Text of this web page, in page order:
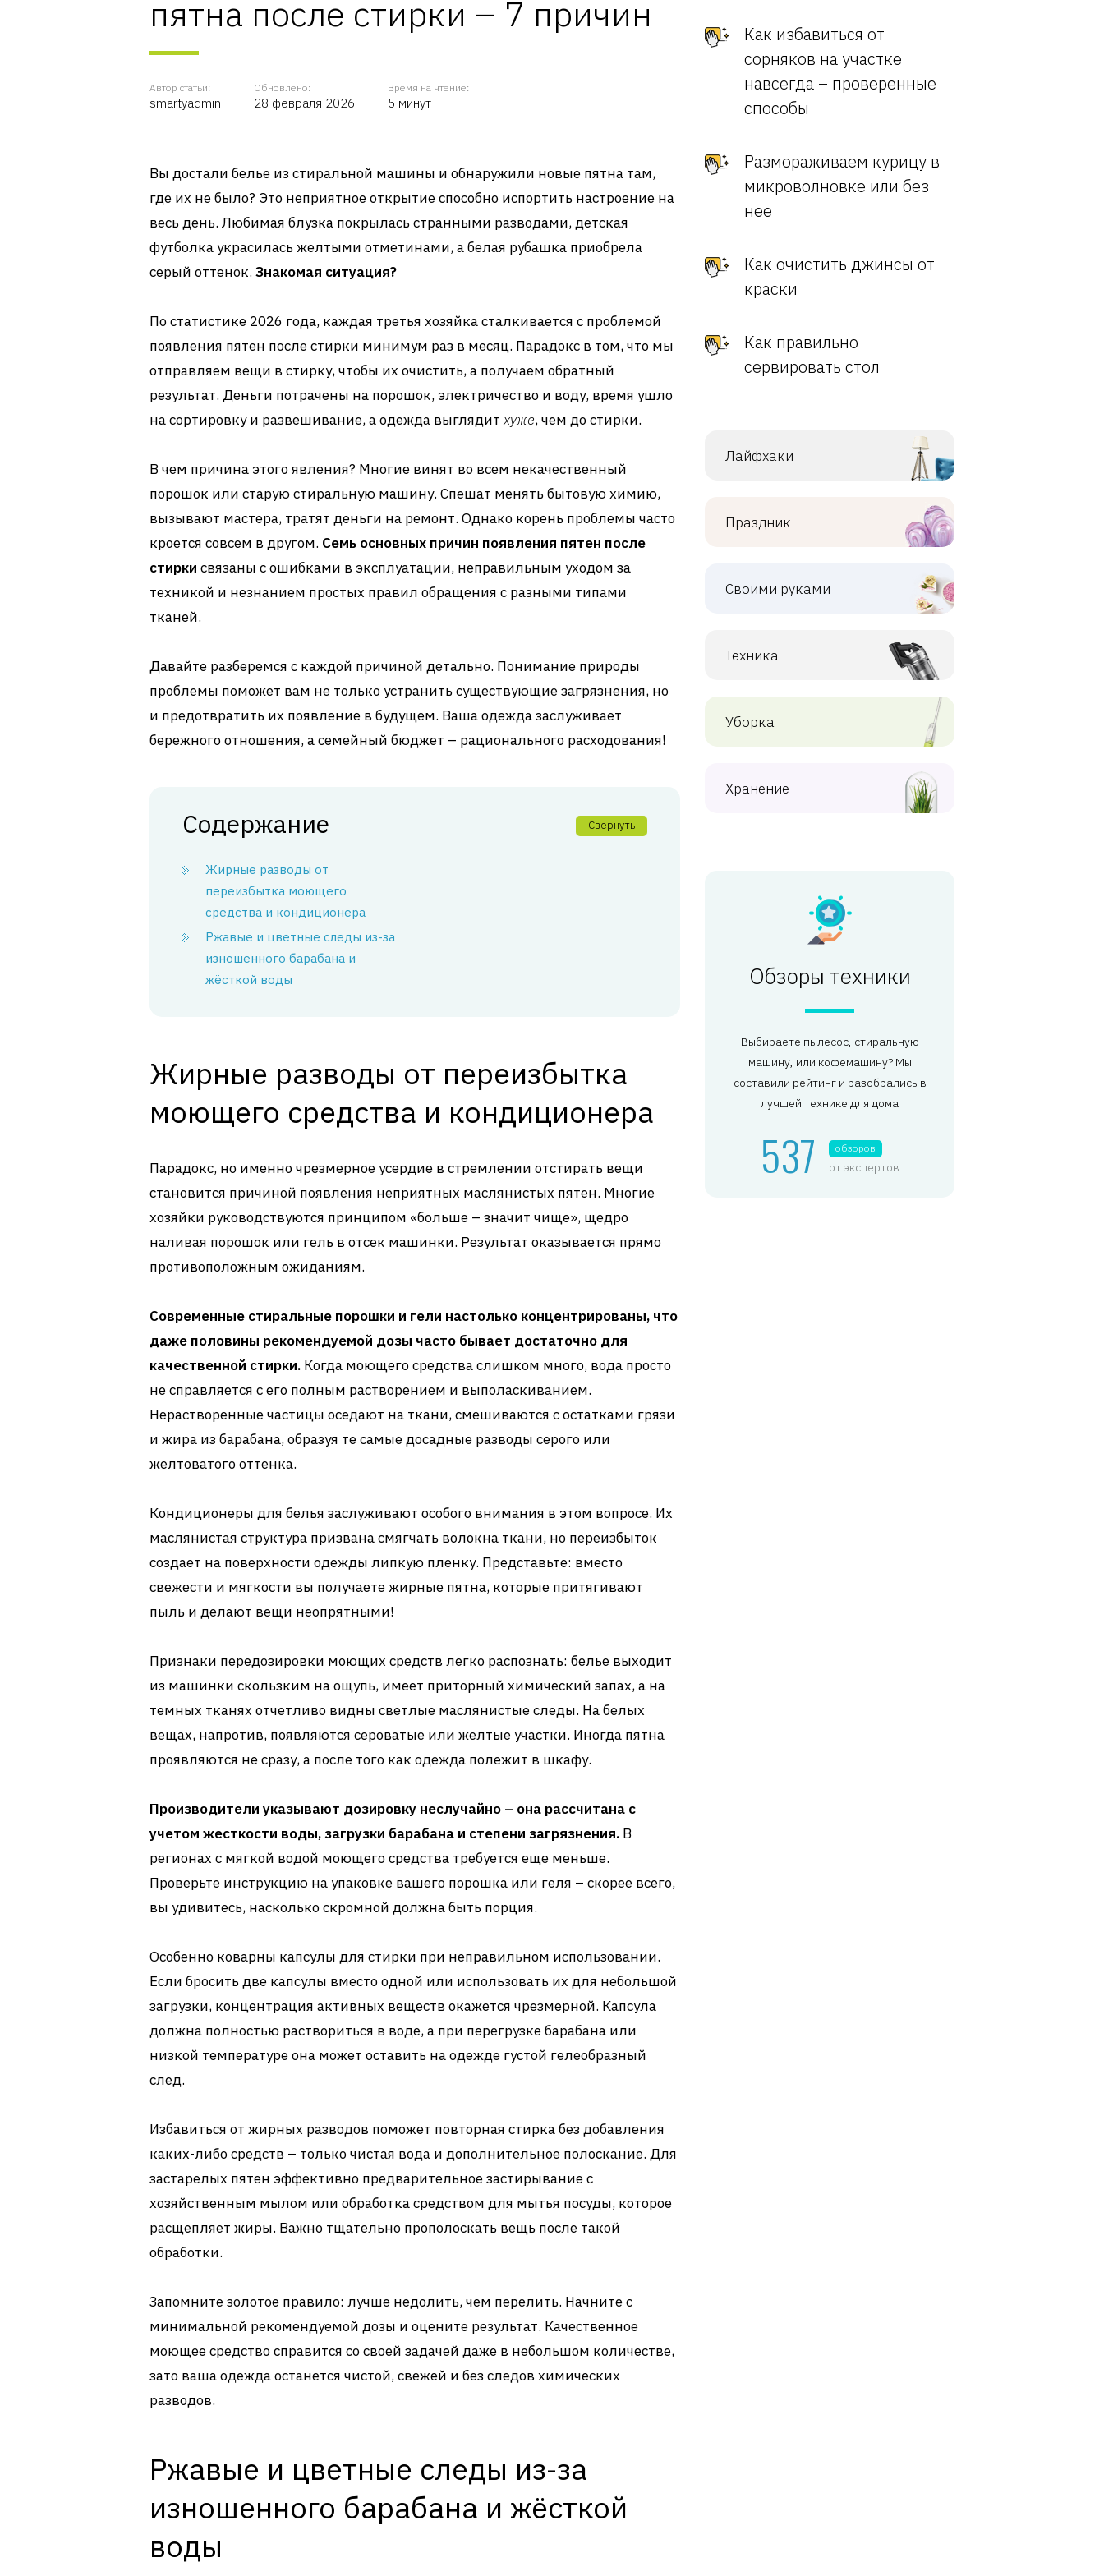
пятна после стирки – 7 причин
Автор статьи:
smartyadmin
Обновлено:
28 февраля 2026
Время на чтение:
5 минут
Вы достали белье из стиральной машины и обнаружили новые пятна там,
где их не было? Это неприятное открытие способно испортить настроение на
весь день. Любимая блузка покрылась странными разводами, детская
футболка украсилась желтыми отметинами, а белая рубашка приобрела
серый оттенок. Знакомая ситуация?
По статистике 2026 года, каждая третья хозяйка сталкивается с проблемой
появления пятен после стирки минимум раз в месяц. Парадокс в том, что мы
отправляем вещи в стирку, чтобы их очистить, а получаем обратный
результат. Деньги потрачены на порошок, электричество и воду, время ушло
на сортировку и развешивание, а одежда выглядит хуже, чем до стирки.
В чем причина этого явления? Многие винят во всем некачественный
порошок или старую стиральную машину. Спешат менять бытовую химию,
вызывают мастера, тратят деньги на ремонт. Однако корень проблемы часто
кроется совсем в другом. Семь основных причин появления пятен после
стирки связаны с ошибками в эксплуатации, неправильным уходом за
техникой и незнанием простых правил обращения с разными типами
тканей.
Давайте разберемся с каждой причиной детально. Понимание природы
проблемы поможет вам не только устранить существующие загрязнения, но
и предотвратить их появление в будущем. Ваша одежда заслуживает
бережного отношения, а семейный бюджет – рационального расходования!
Содержание Свернуть
Жирные разводы от
переизбытка моющего
средства и кондиционера
Ржавые и цветные следы из-за
изношенного барабана и
жёсткой воды
Жирные разводы от переизбытка
моющего средства и кондиционера
Парадокс, но именно чрезмерное усердие в стремлении отстирать вещи
становится причиной появления неприятных маслянистых пятен. Многие
хозяйки руководствуются принципом «больше – значит чище», щедро
наливая порошок или гель в отсек машинки. Результат оказывается прямо
противоположным ожиданиям.
Современные стиральные порошки и гели настолько концентрированы, что
даже половины рекомендуемой дозы часто бывает достаточно для
качественной стирки. Когда моющего средства слишком много, вода просто
не справляется с его полным растворением и выполаскиванием.
Нерастворенные частицы оседают на ткани, смешиваются с остатками грязи
и жира из барабана, образуя те самые досадные разводы серого или
желтоватого оттенка.
Кондиционеры для белья заслуживают особого внимания в этом вопросе. Их
маслянистая структура призвана смягчать волокна ткани, но переизбыток
создает на поверхности одежды липкую пленку. Представьте: вместо
свежести и мягкости вы получаете жирные пятна, которые притягивают
пыль и делают вещи неопрятными!
Признаки передозировки моющих средств легко распознать: белье выходит
из машинки скользким на ощупь, имеет приторный химический запах, а на
темных тканях отчетливо видны светлые маслянистые следы. На белых
вещах, напротив, появляются сероватые или желтые участки. Иногда пятна
проявляются не сразу, а после того как одежда полежит в шкафу.
Производители указывают дозировку неслучайно – она рассчитана с
учетом жесткости воды, загрузки барабана и степени загрязнения. В
регионах с мягкой водой моющего средства требуется еще меньше.
Проверьте инструкцию на упаковке вашего порошка или геля – скорее всего,
вы удивитесь, насколько скромной должна быть порция.
Особенно коварны капсулы для стирки при неправильном использовании.
Если бросить две капсулы вместо одной или использовать их для небольшой
загрузки, концентрация активных веществ окажется чрезмерной. Капсула
должна полностью раствориться в воде, а при перегрузке барабана или
низкой температуре она может оставить на одежде густой гелеобразный
след.
Избавиться от жирных разводов поможет повторная стирка без добавления
каких-либо средств – только чистая вода и дополнительное полоскание. Для
застарелых пятен эффективно предварительное застирывание с
хозяйственным мылом или обработка средством для мытья посуды, которое
расщепляет жиры. Важно тщательно прополоскать вещь после такой
обработки.
Запомните золотое правило: лучше недолить, чем перелить. Начните с
минимальной рекомендуемой дозы и оцените результат. Качественное
моющее средство справится со своей задачей даже в небольшом количестве,
зато ваша одежда останется чистой, свежей и без следов химических
разводов.
Ржавые и цветные следы из-за
изношенного барабана и жёсткой
воды
Как избавиться от
сорняков на участке
навсегда – проверенные
способы
Размораживаем курицу в
микроволновке или без
нее
Как очистить джинсы от
краски
Как правильно
сервировать стол
Лайфхаки
Праздник
Своими руками
Техника
Уборка
Хранение
Обзоры техники
Выбираете пылесос, стиральную
машину, или кофемашину? Мы
составили рейтинг и разобрались в
лучшей технике для дома
537 обзоров
от экспертов